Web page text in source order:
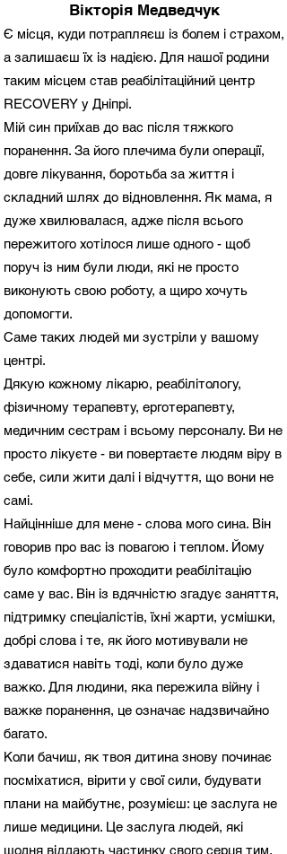
Вікторія Медведчук
Є місця, куди потрапляєш із болем і страхом,
а залишаєш їх із надією. Для нашої родини
таким місцем став реабілітаційний центр
RECOVERY у Дніпрі.
Мій син приїхав до вас після тяжкого
поранення. За його плечима були операції,
довге лікування, боротьба за життя і
складний шлях до відновлення. Як мама, я
дуже хвилювалася, адже після всього
пережитого хотілося лише одного - щоб
поруч із ним були люди, які не просто
виконують свою роботу, а щиро хочуть
допомогти.
Саме таких людей ми зустріли у вашому
центрі.
Дякую кожному лікарю, реабілітологу,
фізичному терапевту, ерготерапевту,
медичним сестрам і всьому персоналу. Ви не
просто лікуєте - ви повертаєте людям віру в
себе, сили жити далі і відчуття, що вони не
самі.
Найцінніше для мене - слова мого сина. Він
говорив про вас із повагою і теплом. Йому
було комфортно проходити реабілітацію
саме у вас. Він із вдячністю згадує заняття,
підтримку спеціалістів, їхні жарти, усмішки,
добрі слова і те, як його мотивували не
здаватися навіть тоді, коли було дуже
важко. Для людини, яка пережила війну і
важке поранення, це означає надзвичайно
багато.
Коли бачиш, як твоя дитина знову починає
посміхатися, вірити у свої сили, будувати
плани на майбутнє, розумієш: це заслуга не
лише медицини. Це заслуга людей, які
щодня віддають частинку свого серця тим,